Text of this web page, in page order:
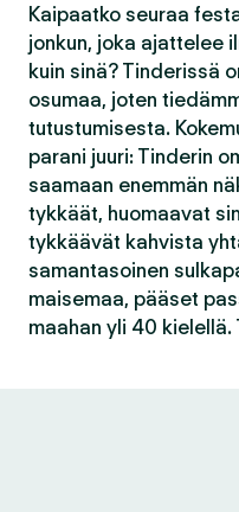
Kaipaatko seuraa
jonkun, joka ajattelee
kuin sinä? Tinderissä
osumaa, joten
tutustumisesta.
parani juuri: Tinderin
saamaan enemmän
tykkäät, huomaavat
tykkäävät kahvista
samantasoinen
maisemaa, pääset
maahan yli 40